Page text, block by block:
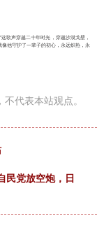
歌声穿越二十年时光，穿越沙漠戈壁，
他守护了一辈子的初心，永远炽热，永
代表本站观点。
民党放空炮，日